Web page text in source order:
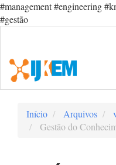
#management #engineering
#gestão
Conteúdo
principal
Barra
Início Arquivos
Gestão do